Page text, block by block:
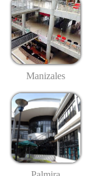
Manizales